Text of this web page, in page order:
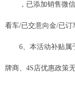
，已添加销售微信/
看车/已交意向金/已订
6、本活动补贴属于
牌商、4S店优惠政策